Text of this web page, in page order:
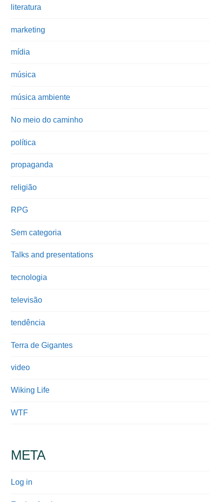
literatura
marketing
mídia
música
música ambiente
No meio do caminho
política
propaganda
religião
RPG
Sem categoria
Talks and presentations
tecnologia
televisão
tendência
Terra de Gigantes
video
Wiking Life
WTF
META
Log in